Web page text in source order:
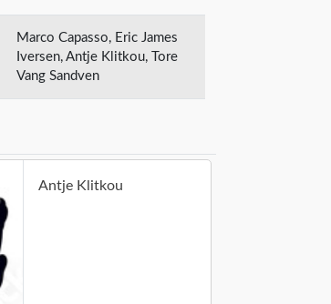
Marco Capasso, Eric James
Iversen, Antje Klitkou, Tore
Vang Sandven
Antje Klitkou